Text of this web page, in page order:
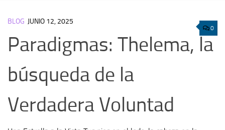
0
BLOG JUNIO 12, 2025
Paradigmas: Thelema, la
búsqueda de la
Verdadera Voluntad